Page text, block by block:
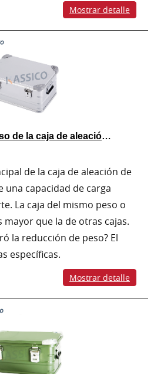
Mostrar detalle
¿Cómo reducir el peso de la caja de aleación de aluminio?
de la caja de aleación de
una capacidad de carga
La caja del mismo peso o
mayor que la de otras cajas.
la reducción de peso? El
específicas.
Mostrar detalle